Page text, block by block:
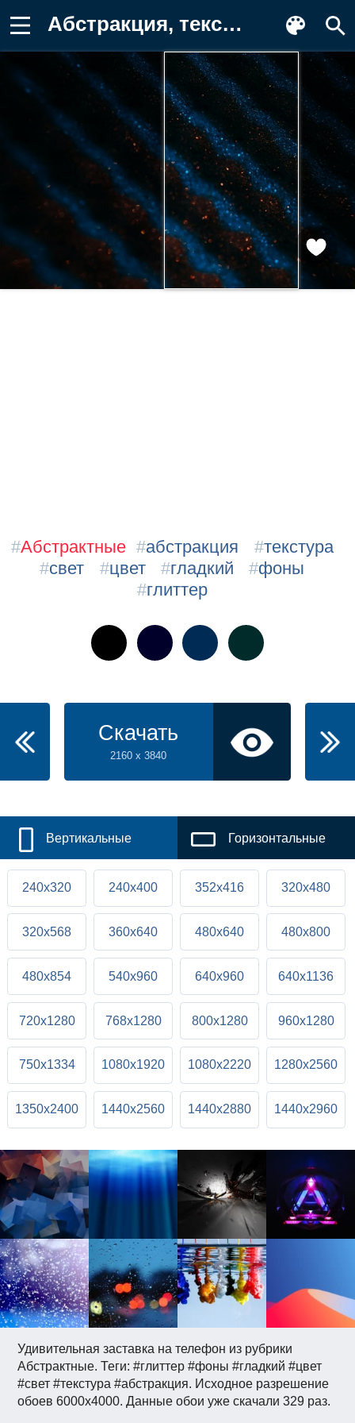
Абстракция, текстура, свет, цвет Фон для телефона
Удивительная заставка на телефон из рубрики
Абстрактные. Теги: #глиттер #фоны #гладкий #цвет
#свет #текстура #абстракция. Исходное разрешение
обоев 6000x4000. Данные обои уже скачали 329 раз.
#Абстрактные #абстракция #текстура
#свет #цвет #гладкий #фоны
#глиттер
Скачать
2160 x 3840
Вертикальные Горизонтальные
240x320 240x400 352x416 320x480
320x568 360x640 480x640 480x800
480x854 540x960 640x960 640x1136
720x1280 768x1280 800x1280 960x1280
750x1334 1080x1920 1080x2220 1280x2560
1350x2400 1440x2560 1440x2880 1440x2960